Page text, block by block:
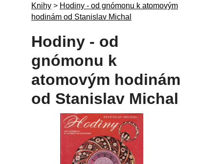
Knihy > Hodiny - od gnómonu k atomovým
hodinám od Stanislav Michal
Hodiny - od
gnómonu k
atomovým hodinám
od Stanislav Michal